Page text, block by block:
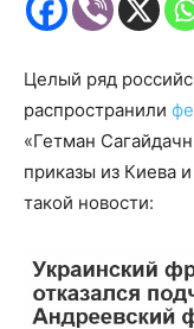
Целый ряд
распространили
«Гетман
приказы из Киева
такой новости: